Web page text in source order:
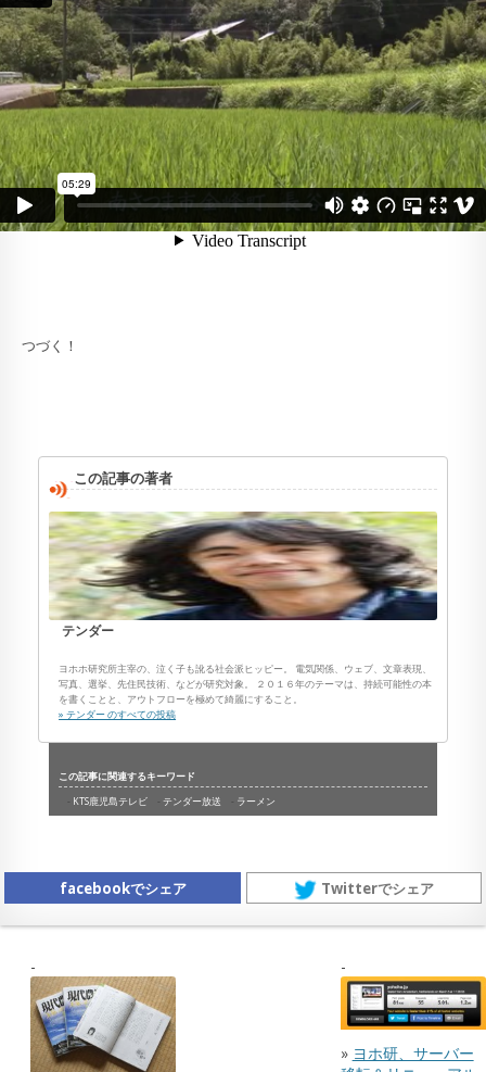
つづく！
この記事の著者
テンダー
ヨホホ研究所主宰の、泣く子も訛る社会派ヒッピー。 電気関係、ウェブ、文章表現、
写真、選挙、先住民技術、などが研究対象。 ２０１６年のテーマは、持続可能性の本
を書くことと、アウトフローを極めて綺麗にすること。
» テンダー のすべての投稿
この記事に関連するキーワード
KTS鹿児島テレビ
テンダー放送 ラーメン
facebookでシェア Twitterでシェア
» ヨホ研、サーバー